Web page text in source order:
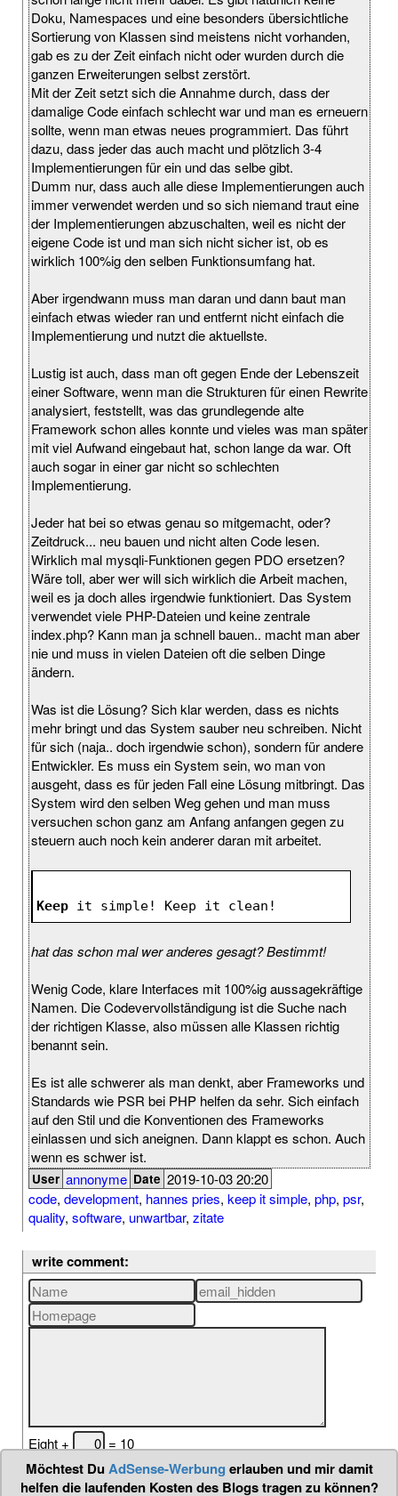
Doku, Namespaces und eine besonders übersichtliche
Sortierung von Klassen sind meistens nicht vorhanden,
gab es zu der Zeit einfach nicht oder wurden durch die
ganzen Erweiterungen selbst zerstört.
Mit der Zeit setzt sich die Annahme durch, dass der
damalige Code einfach schlecht war und man es erneuern
sollte, wenn man etwas neues programmiert. Das führt
dazu, dass jeder das auch macht und plötzlich 3-4
Implementierungen für ein und das selbe gibt.
Dumm nur, dass auch alle diese Implementierungen auch
immer verwendet werden und so sich niemand traut eine
der Implementierungen abzuschalten, weil es nicht der
eigene Code ist und man sich nicht sicher ist, ob es
wirklich 100%ig den selben Funktionsumfang hat.
Aber irgendwann muss man daran und dann baut man
einfach etwas wieder ran und entfernt nicht einfach die
Implementierung und nutzt die aktuellste.
Lustig ist auch, dass man oft gegen Ende der Lebenszeit
einer Software, wenn man die Strukturen für einen Rewrite
analysiert, feststellt, was das grundlegende alte
Framework schon alles konnte und vieles was man später
mit viel Aufwand eingebaut hat, schon lange da war. Oft
auch sogar in einer gar nicht so schlechten
Implementierung.
Jeder hat bei so etwas genau so mitgemacht, oder?
Zeitdruck... neu bauen und nicht alten Code lesen.
Wirklich mal mysqli-Funktionen gegen PDO ersetzen?
Wäre toll, aber wer will sich wirklich die Arbeit machen,
weil es ja doch alles irgendwie funktioniert. Das System
verwendet viele PHP-Dateien und keine zentrale
index.php? Kann man ja schnell bauen.. macht man aber
nie und muss in vielen Dateien oft die selben Dinge
ändern.
Was ist die Lösung? Sich klar werden, dass es nichts
mehr bringt und das System sauber neu schreiben. Nicht
für sich (naja.. doch irgendwie schon), sondern für andere
Entwickler. Es muss ein System sein, wo man von
ausgeht, dass es für jeden Fall eine Lösung mitbringt. Das
System wird den selben Weg gehen und man muss
versuchen schon ganz am Anfang anfangen gegen zu
steuern auch noch kein anderer daran mit arbeitet.
Keep it simple! Keep it clean!
hat das schon mal wer anderes gesagt? Bestimmt!
Wenig Code, klare Interfaces mit 100%ig aussagekräftige
Namen. Die Codevervollständigung ist die Suche nach
der richtigen Klasse, also müssen alle Klassen richtig
benannt sein.
Es ist alle schwerer als man denkt, aber Frameworks und
Standards wie PSR bei PHP helfen da sehr. Sich einfach
auf den Stil und die Konventionen des Frameworks
einlassen und sich aneignen. Dann klappt es schon. Auch
wenn es schwer ist.
User annonyme Date 2019-10-03 20:20
code, development, hannes pries, keep it simple, php, psr,
quality, software, unwartbar, zitate
write comment:
Eight + = 10
Möchtest DuAdSense-Werbung erlauben und mir damit
helfen die laufenden Kosten des Blogs tragen zu können?